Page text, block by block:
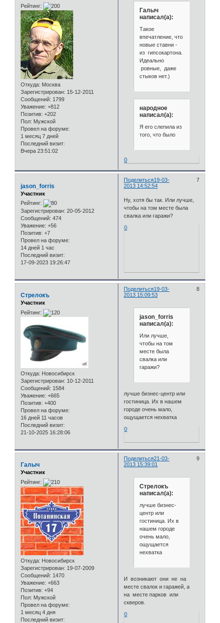
Рейтинг:
Откуда: Москва
Зарегистрирован: 15-12-2011
Сообщений: 1799
Уважение: +812
Позитив: +202
Пол: Мужской
Провел на форуме:
1 месяц 7 дней
Последний визит:
Вчера 23:51:02
Галыч
написал(а):
Такое
впечатление, что
новые ставни -
из гипсокартона.
Идеально
ровные, даже
стыков нет.)
народное
написал(а):
Я его слепила из
того, что было
0
Поделиться 7
19-03-
2013 14:52:54
jason_forris
Участник
Рейтинг:
Зарегистрирован: 20-05-2012
Сообщений: 474
Уважение: +56
Позитив: +7
Провел на форуме:
14 дней 1 час
Последний визит:
17-09-2023 19:26:47
Ну, хотя бы так. Или лучше,
чтобы на том месте была
свалка или гаражи?
0
Поделиться 8
19-03-
2013 15:09:53
Стрелокъ
Участник
Рейтинг:
Откуда: Новосибирск
Зарегистрирован: 10-12-2011
Сообщений: 1584
Уважение: +665
Позитив: +400
Провел на форуме:
16 дней 11 часов
Последний визит:
21-10-2025 16:28:06
jason_forris
написал(а):
Или лучше,
чтобы на том
месте была
свалка или
гаражи?
лучше бизнес-центр или
гостиница. Их в нашем
городе очень мало,
ощущается нехватка
0
Поделиться 9
21-03-
2013 15:39:01
Галыч
Участник
Рейтинг:
Откуда: Новосибирск
Зарегистрирован: 19-07-2009
Сообщений: 1470
Уважение: +663
Позитив: +94
Пол: Мужской
Провел на форуме:
1 месяц 4 дня
Последний визит:
Стрелокъ
написал(а):
лучше бизнес-
центр или
гостиница. Их в
нашем городе
очень мало,
ощущается
нехватка
И возникают они не на
месте свалок и гаражей, а
на месте парков или
скверов.
0